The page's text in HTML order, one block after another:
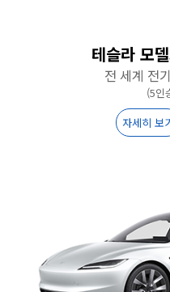
테슬라 모
전 세계 전
(5인
자세히 보